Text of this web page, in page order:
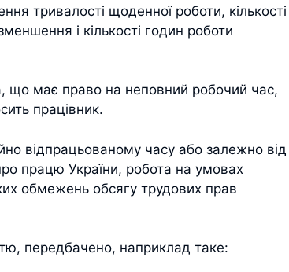
тривалості щоденної роботи, кількості
і кількості годин роботи
що має право на неповний робочий час,
працівник.
відпрацьованому часу або залежно від
працю України, робота на умовах
обмежень обсягу трудових прав
передбачено, наприклад таке: